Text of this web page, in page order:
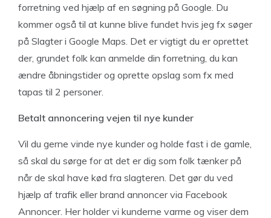
forretning ved hjælp af en søgning på Google. Du
kommer også til at kunne blive fundet hvis jeg fx søger
på Slagter i Google Maps. Det er vigtigt du er oprettet
der, grundet folk kan anmelde din forretning, du kan
ændre åbningstider og oprette opslag som fx med
tapas til 2 personer.
Betalt annoncering vejen til nye kunder
Vil du gerne vinde nye kunder og holde fast i de gamle,
så skal du sørge for at det er dig som folk tænker på
når de skal have kød fra slagteren. Det gør du ved
hjælp af trafik eller brand annoncer via Facebook
Annoncer. Her holder vi kunderne varme og viser dem